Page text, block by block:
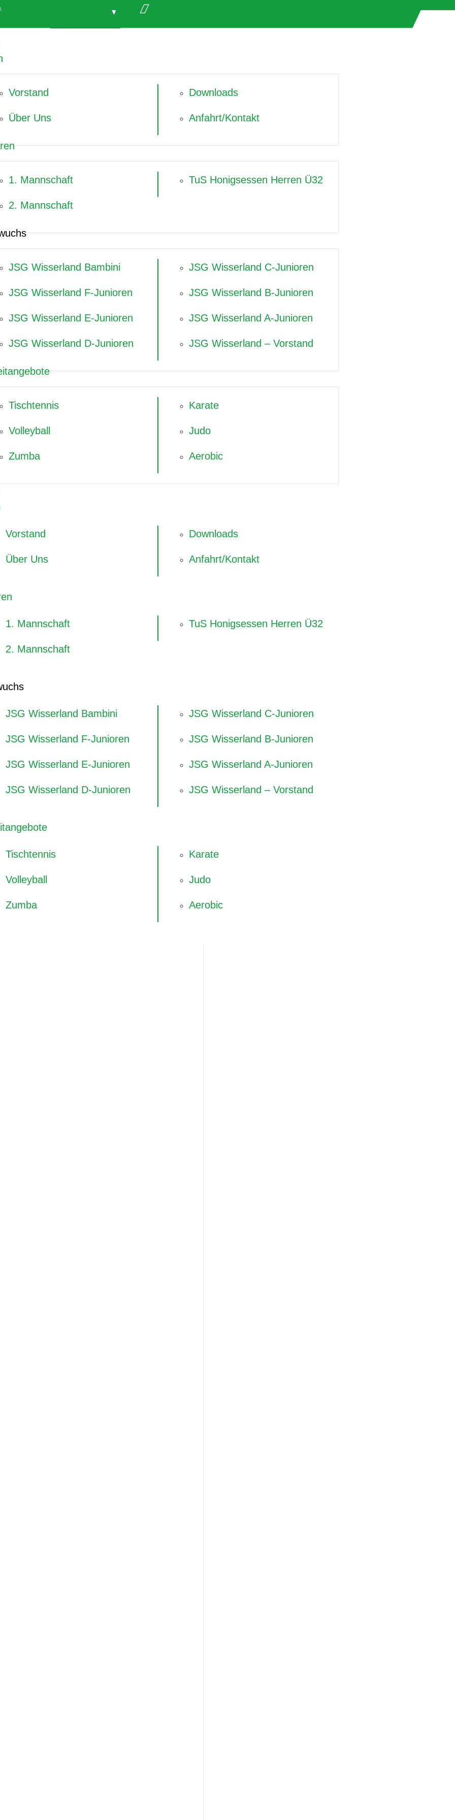
Vorstand
Über Uns
Downloads
Anfahrt/Kontakt
1. Mannschaft
2. Mannschaft
TuS Honigsessen Herren Ü32
JSG Wisserland Bambini
JSG Wisserland F-Junioren
JSG Wisserland E-Junioren
JSG Wisserland D-Junioren
JSG Wisserland C-Junioren
JSG Wisserland B-Junioren
JSG Wisserland A-Junioren
JSG Wisserland – Vorstand
Tischtennis
Volleyball
Zumba
Karate
Judo
Aerobic
Vorstand
Über Uns
Downloads
Anfahrt/Kontakt
1. Mannschaft
2. Mannschaft
TuS Honigsessen Herren Ü32
JSG Wisserland Bambini
JSG Wisserland F-Junioren
JSG Wisserland E-Junioren
JSG Wisserland D-Junioren
JSG Wisserland C-Junioren
JSG Wisserland B-Junioren
JSG Wisserland A-Junioren
JSG Wisserland – Vorstand
Tischtennis
Volleyball
Zumba
Karate
Judo
Aerobic